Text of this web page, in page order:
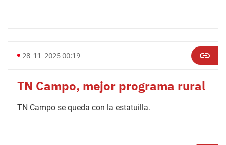
28-11-2025 00:19
TN Campo, mejor programa rural
TN Campo se queda con la estatuilla.